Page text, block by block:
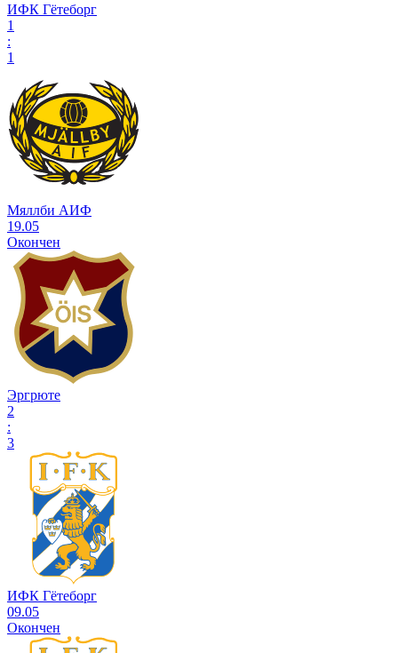
ИФК Гётеборг
1
:
1
Мяллби АИФ
19.05
Окончен
Эргрюте
2
:
3
ИФК Гётеборг
09.05
Окончен